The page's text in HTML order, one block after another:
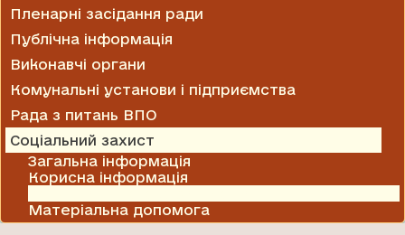
Пленарні засідання ради
Публічна інформація
Виконавчі органи
Комунальні установи і підприємства
Рада з питань ВПО
Соціальний захист
Загальна інформація
Корисна інформація
Матеріальна допомога